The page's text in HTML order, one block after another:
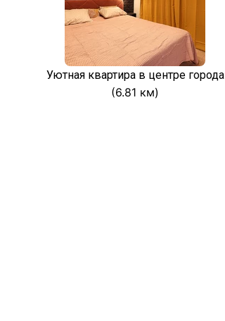
Уютная квартира в центре города
(6.81 км)